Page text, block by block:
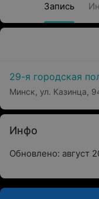
Запись
29-я городская
Минск, ул. Казинца,
Инфо
Обновлено: август